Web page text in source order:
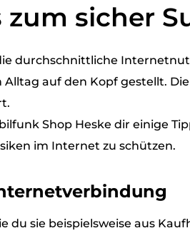
sicher
durchschnittliche
auf den Kopf gestellt.
Shop Heske dir einige
im Internet zu schützen.
du sie beispielsweise aus